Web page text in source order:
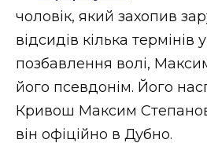
Спорт
Стиль життя
Втрачений Ужгород
Втрачений Ужгород
чоловік, який захопив
відсидів кілька термінів
позбавлення волі,
його псевдонім. Його
Кривош Максим
він офіційно в Дубно.